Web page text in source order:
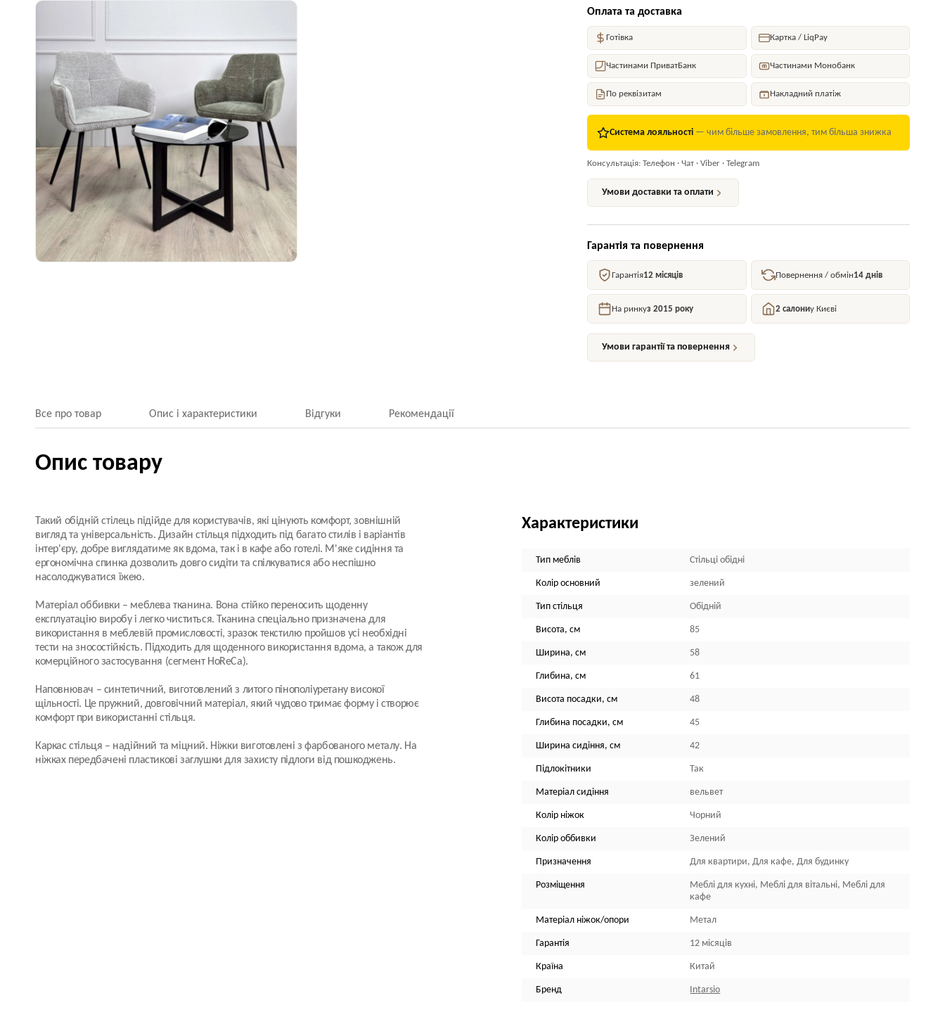
Оплата та доставка
Готівка Картка / LiqPay
Частинами ПриватБанк Частинами Монобанк
По реквізитам Накладний платіж
Система лояльності — чим більше замовлення, тим більша знижка
Консультація: Телефон · Чат · Viber · Telegram
Умови доставки та оплати
Гарантія та повернення
Гарантія12 місяців Повернення / обмін14 днів
На ринкуз 2015 року 2 салониу Києві
Умови гарантії та повернення
Все про товар Опис і характеристики Відгуки Рекомендації
Опис товару
Такий обідній стілець підійде для користувачів, які цінують комфорт, зовнішній
вигляд та універсальність. Дизайн стільця підходить під багато стилів і варіантів
інтер'єру, добре виглядатиме як вдома, так і в кафе або готелі. М'яке сидіння та
ергономічна спинка дозволить довго сидіти та спілкуватися або неспішно
насолоджуватися їжею.
Матеріал оббивки – меблева тканина. Вона стійко переносить щоденну
експлуатацію виробу і легко чиститься. Тканина спеціально призначена для
використання в меблевій промисловості, зразок текстилю пройшов усі необхідні
тести на зносостійкість. Підходить для щоденного використання вдома, а також для
комерційного застосування (сегмент HoReCa).
Наповнювач – синтетичний, виготовлений з литого пінополіуретану високої
щільності. Це пружний, довговічний матеріал, який чудово тримає форму і створює
комфорт при використанні стільця.
Каркас стільця – надійний та міцний. Ніжки виготовлені з фарбованого металу. На
ніжках передбачені пластикові заглушки для захисту підлоги від пошкоджень.
Характеристики
Тип меблів Стільці обідні
Колір основний зелений
Тип стільця Обідній
Висота, см 85
Ширина, см 58
Глибина, см 61
Висота посадки, см 48
Глибина посадки, см 45
Ширина сидіння, см 42
Підлокітники Так
Матеріал сидіння вельвет
Колір ніжок Чорний
Колір оббивки Зелений
Призначення Для квартири, Для кафе, Для будинку
Розміщення
Меблі для кухні, Меблі для вітальні, Меблі для
кафе
Матеріал ніжок/опори Метал
Гарантія 12 місяців
Країна Китай
Бренд Intarsio